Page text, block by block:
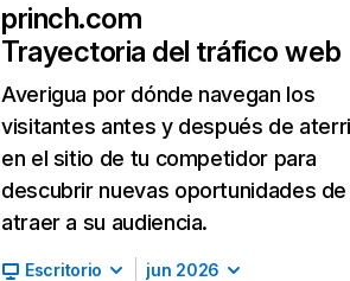
princh.com
Trayectoria del tráfico web
Averigua por dónde navegan los
visitantes antes y después de
en el sitio de tu competidor para
descubrir nuevas oportunidades de
atraer a su audiencia.
Escritorio jun 2026